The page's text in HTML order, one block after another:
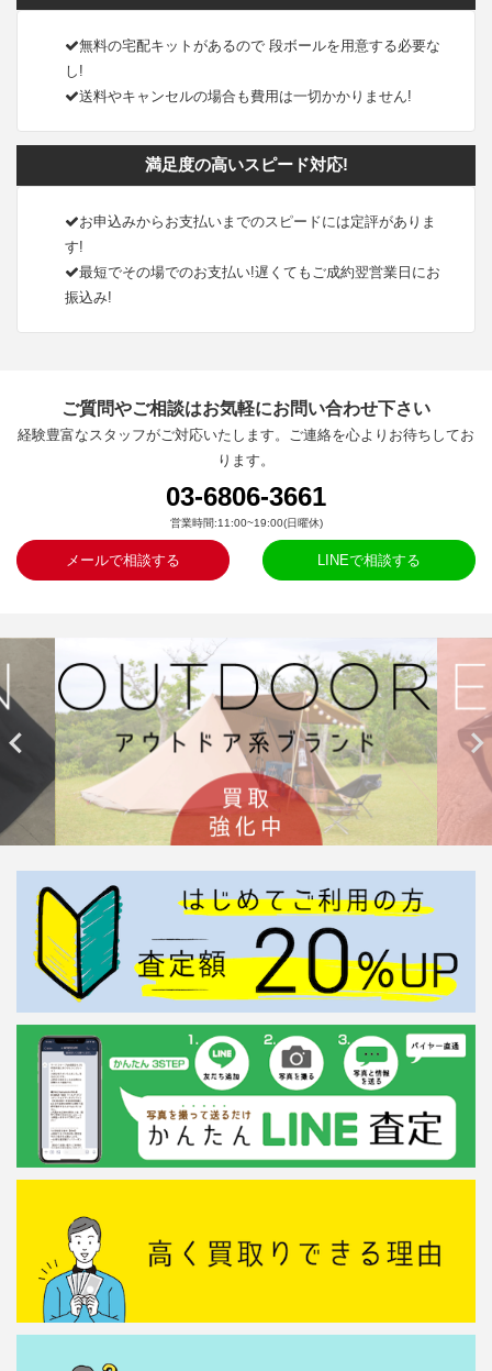
無料の宅配キットがあるので 段ボールを用意する必要な
し!
送料やキャンセルの場合も費用は一切かかりません!
満足度の高いスピード対応!
お申込みからお支払いまでのスピードには定評がありま
す!
最短でその場でのお支払い!遅くてもご成約翌営業日にお
振込み!
ご質問やご相談はお気軽にお問い合わせ下さい
経験豊富なスタッフがご対応いたします。ご連絡を心よりお待ちしてお
ります。
03-6806-3661
営業時間:11:00~19:00(日曜休)
メールで相談する LINEで相談する
 